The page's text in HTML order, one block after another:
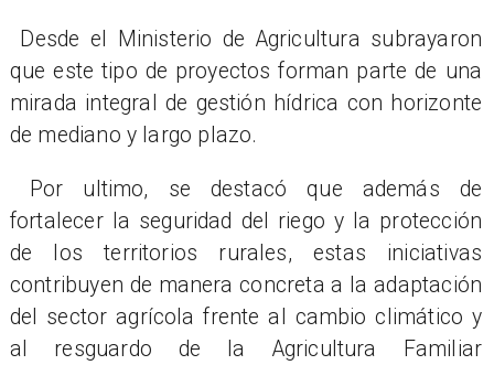
Desde el Ministerio de Agricultura subrayaron
que este tipo de proyectos forman parte de una
mirada integral de gestión hídrica con horizonte
de mediano y largo plazo.
Por ultimo, se destacó que además de
fortalecer la seguridad del riego y la protección
de los territorios rurales, estas iniciativas
contribuyen de manera concreta a la adaptación
del sector agrícola frente al cambio climático y
al resguardo de la Agricultura Familiar